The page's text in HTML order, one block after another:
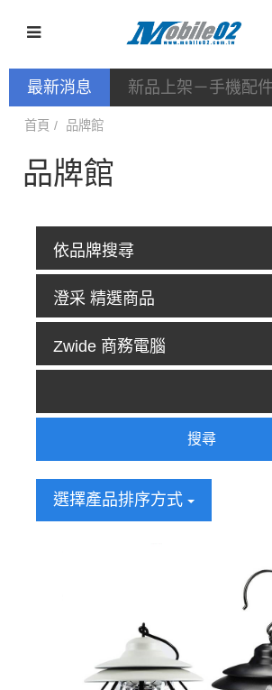
最新消息 新品上架－手機配
首頁 品牌館
品牌館
搜尋
選擇產品排序方式